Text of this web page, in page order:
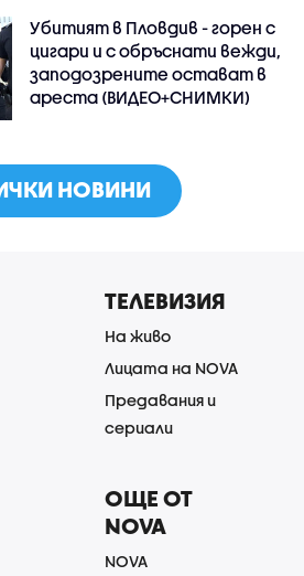
Убитият в Пловдив - горен с
цигари и с обръснати вежди,
заподозрените остават в
ареста (ВИДЕО+СНИМКИ)
НОВИНИ
ТЕЛЕВИЗИЯ
На живо
Лицата на NOVA
Предавания и
сериали
ОЩЕ ОТ
NOVA
NOVA